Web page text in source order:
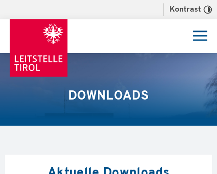
Kontrast
DOWNLOADS